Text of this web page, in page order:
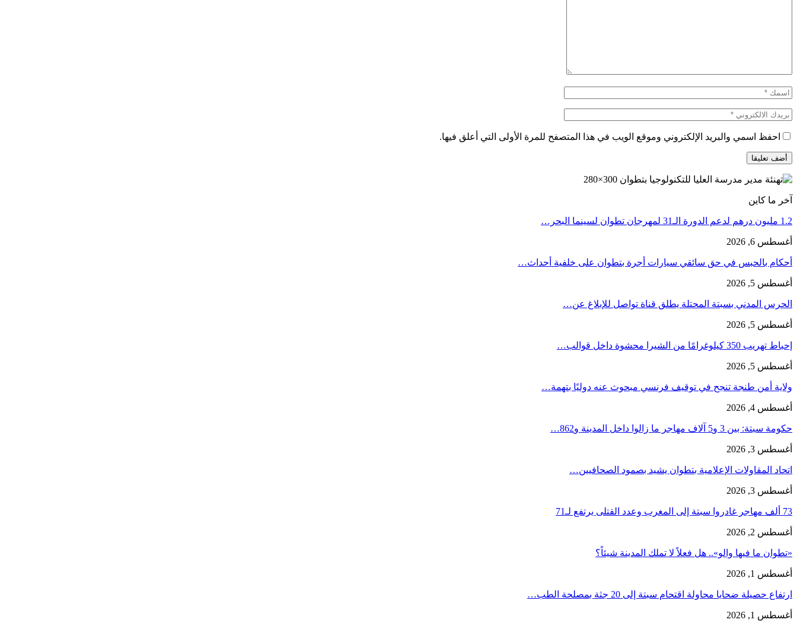
احفظ اسمي والبريد الإلكتروني وموقع الويب في هذا المتصفح للمرة الأولى التي أعلق فيها.
آخر ما كاين
1.2 مليون درهم لدعم الدورة الـ31 لمهرجان تطوان لسينما البحر…
أغسطس 6, 2026
أحكام بالحبس في حق سائقي سيارات أجرة بتطوان على خلفية أحداث…
أغسطس 5, 2026
الحرس المدني بسبتة المحتلة يطلق قناة تواصل للإبلاغ عن…
أغسطس 5, 2026
إحباط تهريب 350 كيلوغرامًا من الشيرا محشوة داخل قوالب…
أغسطس 5, 2026
ولاية أمن طنجة تنجح في توقيف فرنسي مبحوث عنه دوليًا بتهمة…
أغسطس 4, 2026
حكومة سبتة: بين 3 و5 آلاف مهاجر ما زالوا داخل المدينة و862…
أغسطس 3, 2026
اتحاد المقاولات الإعلامية بتطوان يشيد بصمود الصحافيين…
أغسطس 3, 2026
73 ألف مهاجر غادروا سبتة إلى المغرب وعدد القتلى يرتفع لـ71
أغسطس 2, 2026
«تطوان ما فيها والو».. هل فعلاً لا تملك المدينة شيئاً؟
أغسطس 1, 2026
ارتفاع حصيلة ضحايا محاولة اقتحام سبتة إلى 20 جثة بمصلحة الطب…
أغسطس 1, 2026